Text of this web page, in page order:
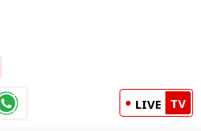
LIVE TV